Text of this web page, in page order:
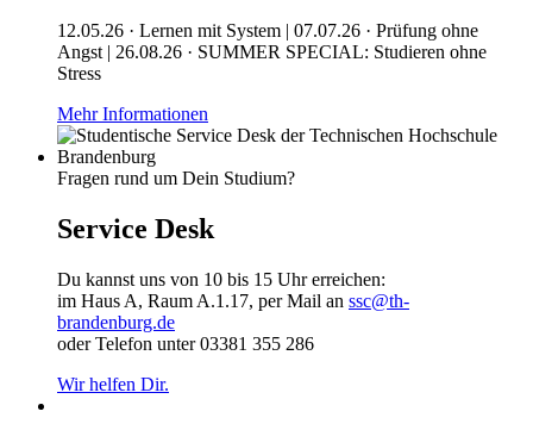
12.05.26 · Lernen mit System | 07.07.26 · Prüfung ohne
Angst | 26.08.26 · SUMMER SPECIAL: Studieren ohne
Stress
Mehr Informationen
Fragen rund um Dein Studium?
Service Desk
Du kannst uns von 10 bis 15 Uhr erreichen:
im Haus A, Raum A.1.17, per Mail an ssc@th-
brandenburg.de
oder Telefon unter 03381 355 286
Wir helfen Dir.